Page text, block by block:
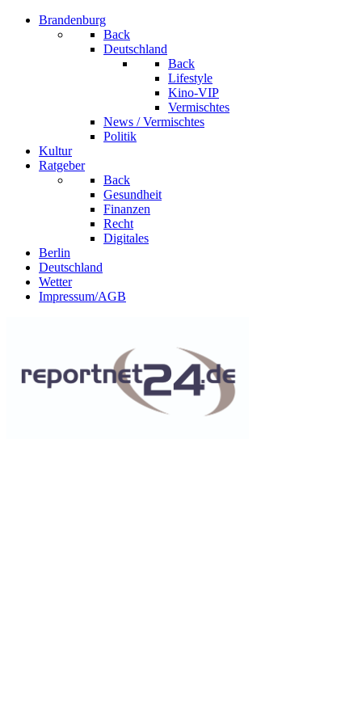
Brandenburg
Back
Deutschland
Back
Lifestyle
Kino-VIP
Vermischtes
News / Vermischtes
Politik
Kultur
Ratgeber
Back
Gesundheit
Finanzen
Recht
Digitales
Berlin
Deutschland
Wetter
Impressum/AGB